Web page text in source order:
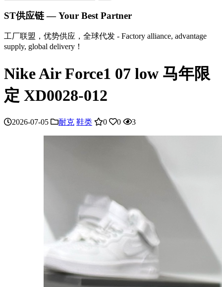
ST供应链 — Your Best Partner
工厂联盟，优势供应，全球代发 - Factory alliance, advantage
supply, global delivery！
Nike Air Force1 07 low 马年限
定 XD0028-012
2026-07-05 耐克 鞋类 0 0 3